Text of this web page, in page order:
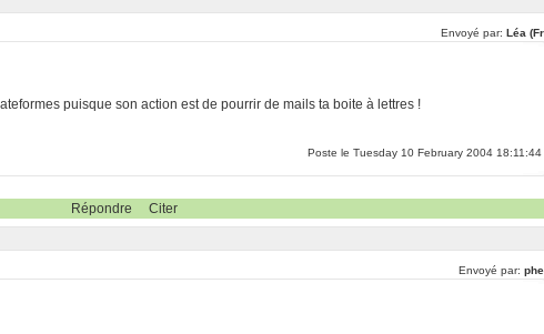
Envoyé par: Léa
puisque son action est de pourrir de mails ta boite à lettres !
Poste le Tuesday 10 February 2004 18:11:44
Répondre Citer
Envoyé par: